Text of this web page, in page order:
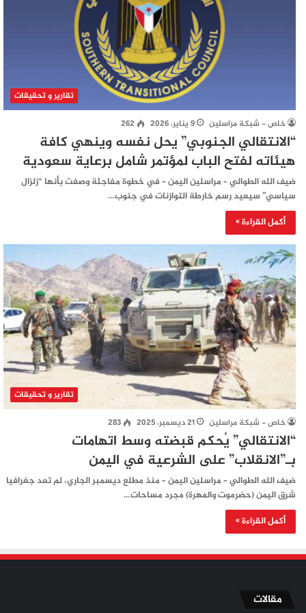
تقارير و تحقيقات
خاص - شبكة مراسلين 9 يناير، 2026 262
“الانتقالي الجنوبي” يحل نفسه وينهي كافة
هيئاته لفتح الباب لمؤتمر شامل برعاية سعودية
ضيف الله الطوالي – مراسلين اليمن – في خطوة مفاجئة وصفت بأنها “زلزال
سياسي” سيعيد رسم خارطة التوازنات في جنوب…
أكمل القراءة »
تقارير و تحقيقات
خاص - شبكة مراسلين 21 ديسمبر، 2025 283
“الانتقالي” يُحكم قبضته وسط اتهامات
بـ”الانقلاب” على الشرعية في اليمن
ضيف الله الطوالي – مراسلين اليمن – منذ مطلع ديسمبر الجاري، لم تعد جغرافيا
شرق اليمن (حضرموت والمهرة) مجرد مساحات…
أكمل القراءة »
مقالات